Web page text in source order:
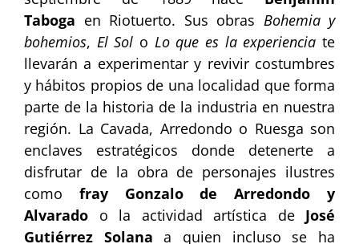
Taboga en Riotuerto. Sus obras Bohemia y
bohemios, El Sol o Lo que es la experiencia te
llevarán a experimentar y revivir costumbres
y hábitos propios de una localidad que forma
parte de la historia de la industria en nuestra
región. La Cavada, Arredondo o Ruesga son
enclaves estratégicos donde detenerte a
disfrutar de la obra de personajes ilustres
como fray Gonzalo de Arredondo
y
Alvarado o la actividad artística de José
Gutiérrez Solana a quien incluso se ha